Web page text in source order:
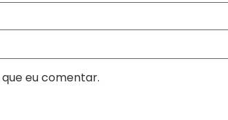
eu comentar.